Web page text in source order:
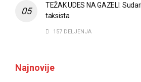
TEŽAK UDES NA GAZELI:
taksista
157 DELJENJA
Najnovije